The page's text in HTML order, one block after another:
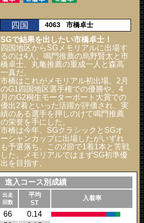
四国 4063 市橋卓士
SGで結果を出したい市橋卓士！
四国地区からSGメモリアルに出場す
るのは4人。鳴門推薦の烏野賢太と市
橋卓士、丸亀推薦の重成一人と森高
一真だ。
市橋はこれがメモリアル初出場。2月
のG1四国地区選手権での優勝や、4
月のG2桐生モーターボート大賞での
優出2着といった活躍が評価され、実
績のある選手を押しのけて鳴門推薦
の栄誉を手にした。
市橋は今年、SGクラシックとSGオ
ーシャンカップに出場したがいずれ
も予選落ち。この2節で1着1本と苦戦
した。メモリアルではまずSG初準優
出を目指す。
進入コース別成績
出走
回数
平均
ST
入着率
66
0.14